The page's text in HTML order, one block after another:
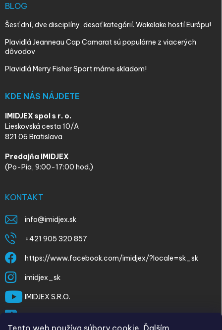
Tento web používa súbory cookie. Ďalším
BLOG
Šesť dní, dve disciplíny, desať kategórií. Wakelake hostí Európu!
Plavidlá Jeanneau Cap Camarat sú populárne z viacerých
dôvodov
Plavidlá Merry Fisher Sport máme skladom!
KDE NÁS NÁJDETE
IMIDJEX spol s r. o.
Lieskovská cesta 10/A
821 06 Bratislava
Predajňa IMIDJEX
(Po-Pia, 9:00-17:00 hod.)
KONTAKT
info@imidjex.sk
+421 905 320 857
https://www.facebook.com/imidjex/?locale=sk_sk
imidjex_sk
IMIDJEX S.R.O.